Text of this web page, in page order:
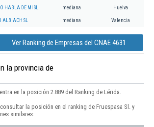
HABLA DE MI SL. mediana Huelva
ALBIACH SL mediana Valencia
Ver Ranking de Empresas del CNAE 4631
la provincia de
en la posición 2.889 del Ranking de Lérida.
la posición en el ranking de Fruespasa Sl. y
similares: